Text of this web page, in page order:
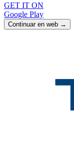
GET IT ON
Google Play
Continuar en web →